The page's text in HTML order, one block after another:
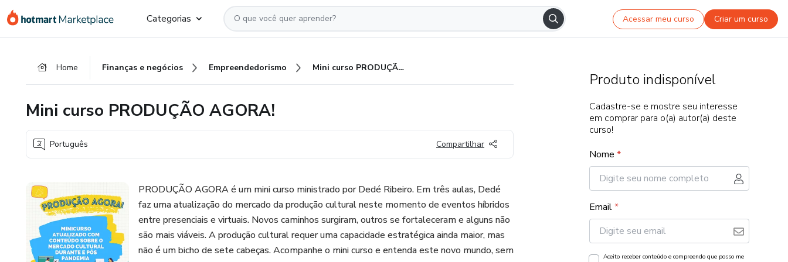
para
para
para
Categorias Acessar meu curso Criar um curso
Home Finanças e negócios Empreendedorismo Mini curso PRODUÇÃO AGORA!
Mini curso PRODUÇÃO AGORA!
Português Compartilhar
PRODUÇÃO AGORA é um mini curso ministrado por Dedé Ribeiro. Em três aulas, Dedé
faz uma atualização do mercado da produção cultural neste momento de eventos híbridos
entre presenciais e virtuais. Novos caminhos surgiram, outros se fortaleceram e alguns não
são mais viáveis. A produção cultural requer uma capacidade estratégica ainda maior, mas
não é um bicho de sete cabeças. Acompanhe o mini curso e entenda este novo mundo, sem
Produto indisponível
Cadastre-se e mostre seu interesse
em comprar para o(a) autor(a) deste
curso!
Nome *
Email*
Aceito receber conteúdo e compreendo que posso me